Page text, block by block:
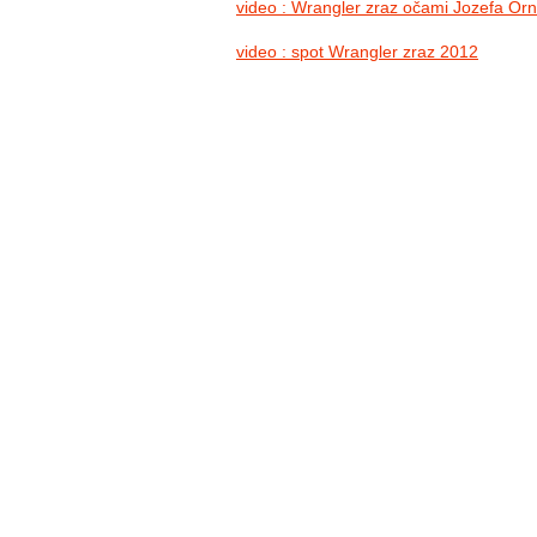
video : Wrangler zraz očami Jozefa
video : spot Wrangler zraz 2012